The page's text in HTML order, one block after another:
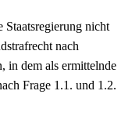
Staatsregierung nicht
nach
in dem als ermittelnde
Frage 1.1. und 1.2.